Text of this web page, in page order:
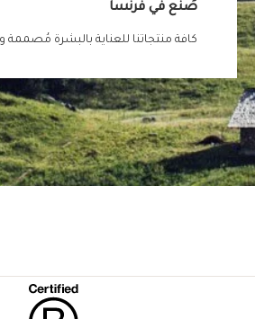
صُنع في فرنسا
كافة منتجاتنا للعناية بالبشرة